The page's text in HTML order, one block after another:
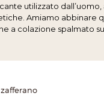
utilizzato
Amiamo abbinare
a colazione spalmato